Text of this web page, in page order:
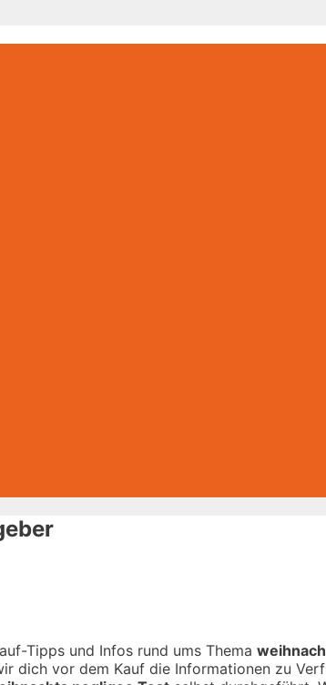
Tipps und Infos rund ums Thema
dich vor dem Kauf die Informationen zu